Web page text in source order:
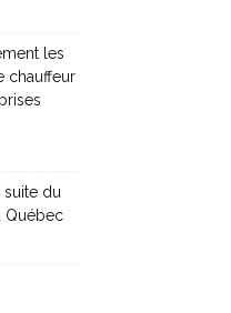
les
chauffeur
suite du
Québec